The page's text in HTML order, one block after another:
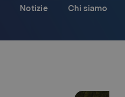
Notizie Chi siamo